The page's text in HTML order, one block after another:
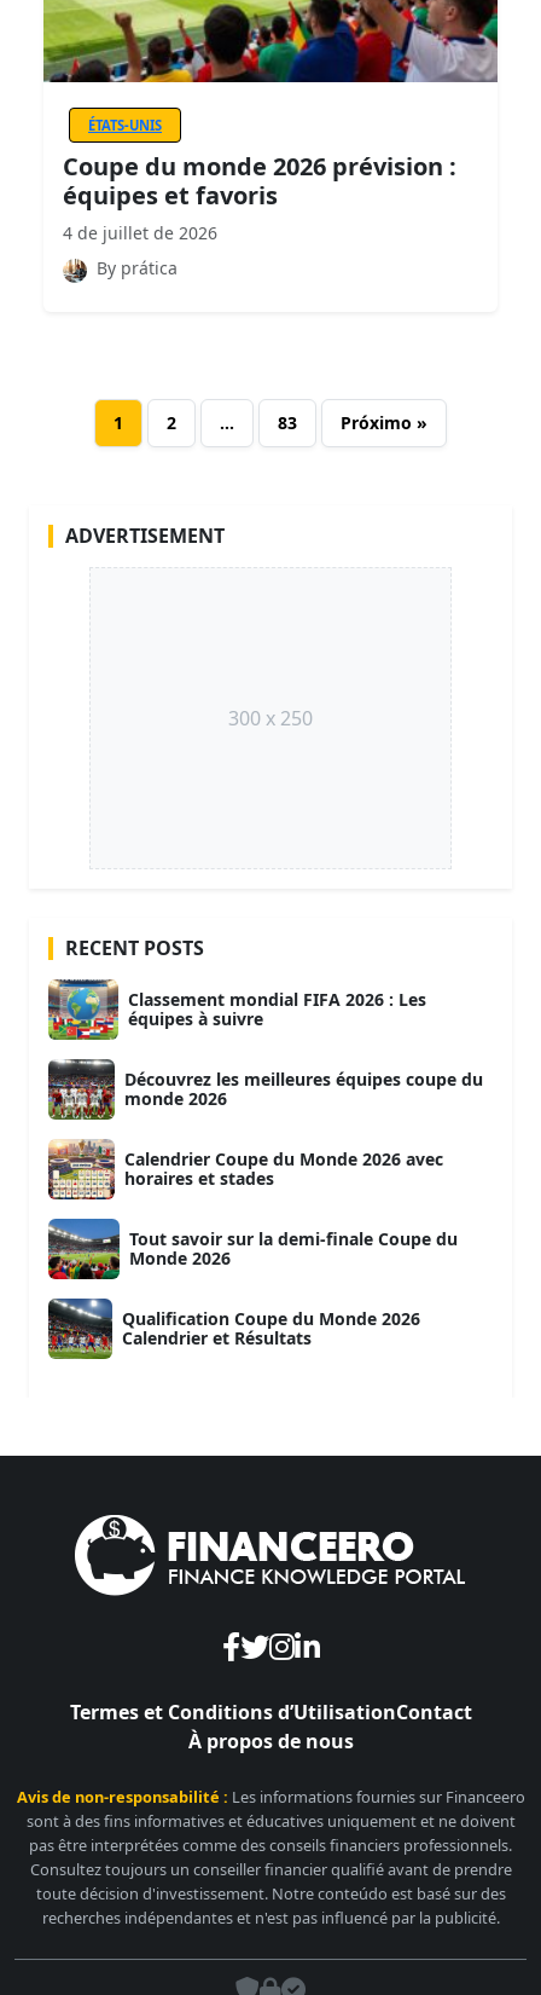
ÉTATS-UNIS
Coupe du monde 2026 prévision :
équipes et favoris
4 de juillet de 2026
By prática
1 2 … 83 Próximo »
ADVERTISEMENT
300 x 250
RECENT POSTS
Classement mondial FIFA 2026 : Les
équipes à suivre
Découvrez les meilleures équipes coupe du
monde 2026
Calendrier Coupe du Monde 2026 avec
horaires et stades
Tout savoir sur la demi-finale Coupe du
Monde 2026
Qualification Coupe du Monde 2026
Calendrier et Résultats
Termes et Conditions d’UtilisationContact
À propos de nous
Avis de non-responsabilité : Les informations fournies sur Financeero
sont à des fins informatives et éducatives uniquement et ne doivent
pas être interprétées comme des conseils financiers professionnels.
Consultez toujours un conseiller financier qualifié avant de prendre
toute décision d'investissement. Notre conteúdo est basé sur des
recherches indépendantes et n'est pas influencé par la publicité.